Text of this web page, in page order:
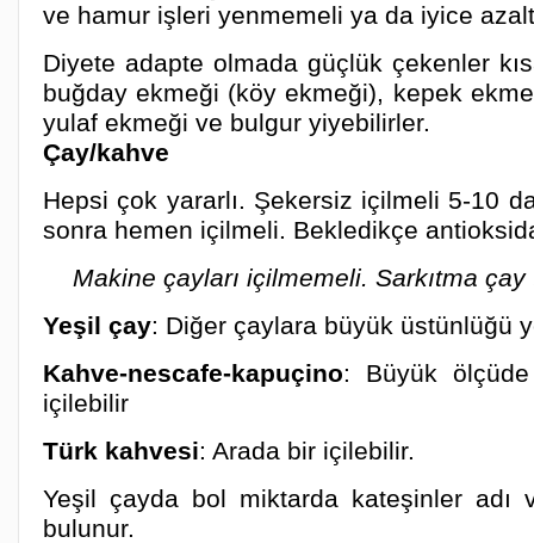
ve hamur işleri yenmemeli ya da iyice
Diyete adapte olmada güçlük çekenler
buğday ekmeği (köy ekmeği), kepek
yulaf ekmeği ve bulgur yiyebilirler.
Çay/kahve
Hepsi çok yararlı. Şekersiz içilmeli 5-10
sonra hemen içilmeli. Bekledikçe
Makine çayları içilmemeli. Sarkıtma
Yeşil çay: Diğer çaylara büyük üstünlüğü
Kahve-nescafe-kapuçino: Büyük
içilebilir
Türk kahvesi: Arada bir içilebilir.
Yeşil çayda bol miktarda kateşinler adı
bulunur.